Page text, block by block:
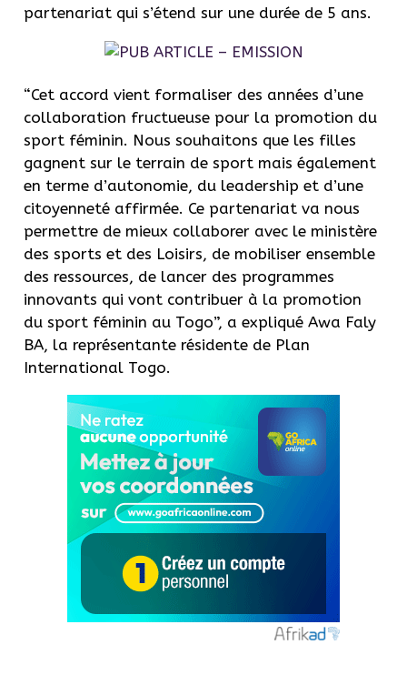
partenariat qui s’étend sur une durée de 5 ans.
“Cet accord vient formaliser des années d’une
collaboration fructueuse pour la promotion du
sport féminin. Nous souhaitons que les filles
gagnent sur le terrain de sport mais également
en terme d’autonomie, du leadership et d’une
citoyenneté affirmée. Ce partenariat va nous
permettre de mieux collaborer avec le ministère
des sports et des Loisirs, de mobiliser ensemble
des ressources, de lancer des programmes
innovants qui vont contribuer à la promotion
du sport féminin au Togo”, a expliqué Awa Faly
BA, la représentante résidente de Plan
International Togo.